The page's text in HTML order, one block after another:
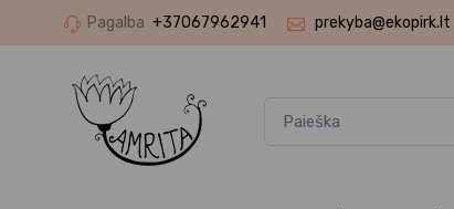
Pagalba +37067962941 prekyba@ekopirk.lt